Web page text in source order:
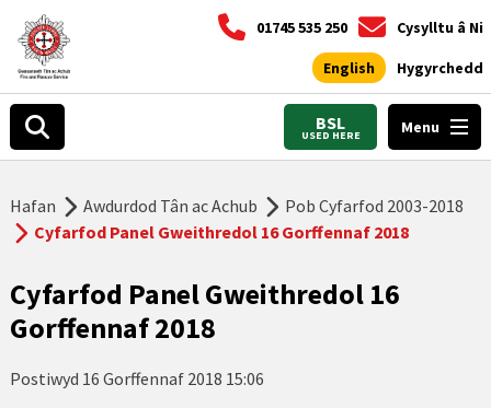
01745 535 250 Cysylltu â Ni
English Hygyrchedd
BSL
USED HERE Menu
Hafan Awdurdod Tân ac Achub
Pob Cyfarfod 2003-2018
Cyfarfod Panel Gweithredol 16 Gorffennaf 2018
Cyfarfod Panel Gweithredol 16
Gorffennaf 2018
Postiwyd 16 Gorffennaf 2018 15:06